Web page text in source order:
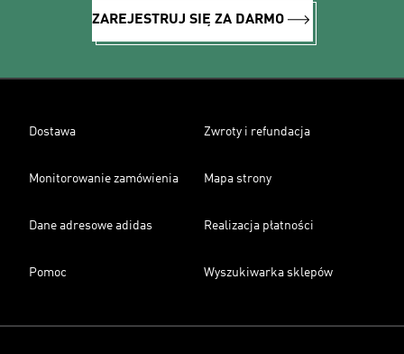
ZAREJESTRUJ SIĘ ZA DARMO
Dostawa Zwroty i refundacja
Monitorowanie zamówienia Mapa strony
Dane adresowe adidas Realizacja płatności
Pomoc Wyszukiwarka sklepów